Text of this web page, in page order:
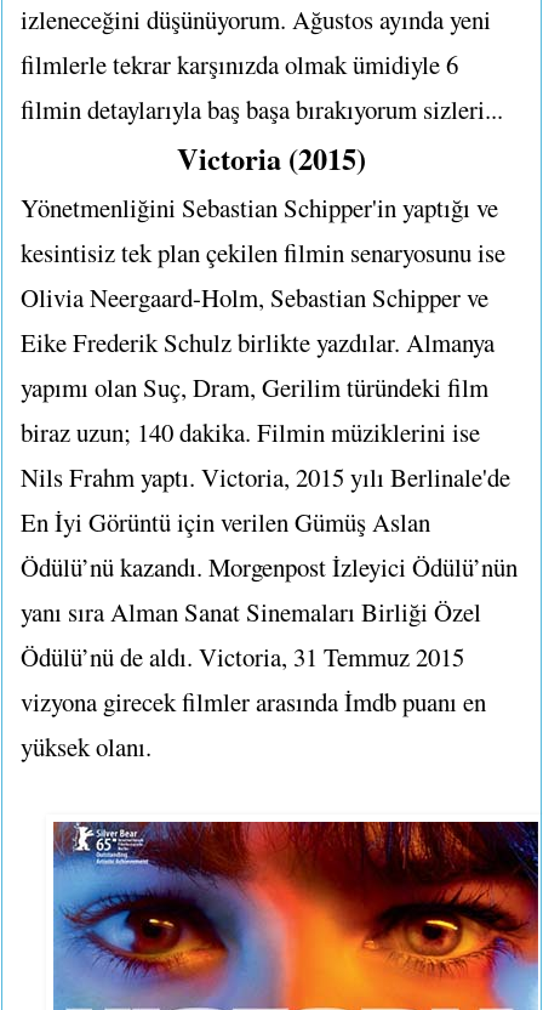
izleneceğini düşünüyorum. Ağustos ayında yeni
filmlerle tekrar karşınızda olmak ümidiyle 6
filmin detaylarıyla baş başa bırakıyorum sizleri...
Victoria (2015)
Yönetmenliğini Sebastian Schipper'in yaptığı ve
kesintisiz tek plan çekilen filmin senaryosunu ise
Olivia Neergaard-Holm, Sebastian Schipper ve
Eike Frederik Schulz birlikte yazdılar. Almanya
yapımı olan Suç, Dram, Gerilim türündeki film
biraz uzun; 140 dakika. Filmin müziklerini ise
Nils Frahm yaptı. Victoria, 2015 yılı Berlinale'de
En İyi Görüntü için verilen Gümüş Aslan
Ödülü’nü kazandı. Morgenpost İzleyici Ödülü’nün
yanı sıra Alman Sanat Sinemaları Birliği Özel
Ödülü’nü de aldı. Victoria, 31 Temmuz 2015
vizyona girecek filmler arasında İmdb puanı en
yüksek olanı.